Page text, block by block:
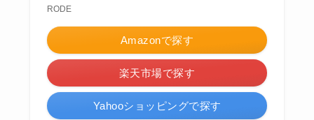
RODE
Amazonで探す
楽天市場で探す
Yahooショッピングで探す